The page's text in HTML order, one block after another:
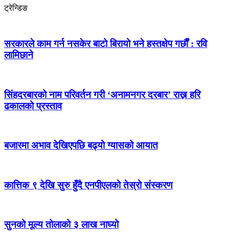
ट्रेन्डिङ
सरकारले काम गर्न नसकेर बाटो बिरायो भने हस्तक्षेप गर्छौं : रवि
लामिछाने
सिंहदरबारको नाम परिवर्तन गरी ‘अनामनगर दरबार’ राख्न हरि
ढकालको प्रस्ताव
बजारमा अभाव देखिएपछि बढ्यो ग्यासको आयात
कात्तिक ९ देखि सुरु हुँदै एनपीएलको तेस्रो संस्करण
सुनको मूल्य तोलाको ३ लाख नाघ्यो